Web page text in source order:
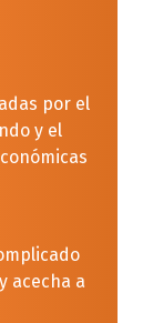
por el
y el
acecha a